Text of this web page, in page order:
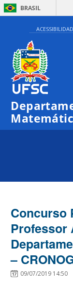
BRASIL
Concurso
Professor
–
09/07/2019 14:50